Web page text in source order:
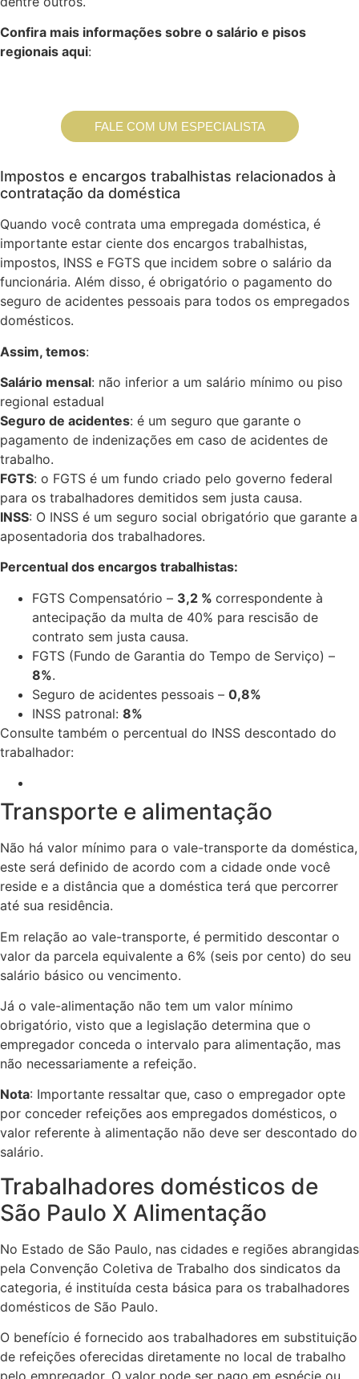
Confira mais informações sobre o salário e pisos
regionais aqui:
FALE COM UM ESPECIALISTA
Impostos e encargos trabalhistas relacionados à
contratação da doméstica
Quando você contrata uma empregada doméstica, é
importante estar ciente dos encargos trabalhistas,
impostos, INSS e FGTS que incidem sobre o salário da
funcionária. Além disso, é obrigatório o pagamento do
seguro de acidentes pessoais para todos os empregados
domésticos.
Assim, temos:
Salário mensal: não inferior a um salário mínimo ou piso
regional estadual
Seguro de acidentes: é um seguro que garante o
pagamento de indenizações em caso de acidentes de
trabalho.
FGTS: o FGTS é um fundo criado pelo governo federal
para os trabalhadores demitidos sem justa causa.
INSS: O INSS é um seguro social obrigatório que garante a
aposentadoria dos trabalhadores.
Percentual dos encargos trabalhistas:
FGTS Compensatório – 3,2 % correspondente à
antecipação da multa de 40% para rescisão de
contrato sem justa causa.
FGTS (Fundo de Garantia do Tempo de Serviço) –
8%.
Seguro de acidentes pessoais – 0,8%
INSS patronal: 8%
Consulte também o percentual do INSS descontado do
trabalhador:
Transporte e alimentação
Não há valor mínimo para o vale-transporte da doméstica,
este será definido de acordo com a cidade onde você
reside e a distância que a doméstica terá que percorrer
até sua residência.
Em relação ao vale-transporte, é permitido descontar o
valor da parcela equivalente a 6% (seis por cento) do seu
salário básico ou vencimento.
Já o vale-alimentação não tem um valor mínimo
obrigatório, visto que a legislação determina que o
empregador conceda o intervalo para alimentação, mas
não necessariamente a refeição.
Nota: Importante ressaltar que, caso o empregador opte
por conceder refeições aos empregados domésticos, o
valor referente à alimentação não deve ser descontado do
salário.
Trabalhadores domésticos de
São Paulo X Alimentação
No Estado de São Paulo, nas cidades e regiões abrangidas
pela Convenção Coletiva de Trabalho dos sindicatos da
categoria, é instituída cesta básica para os trabalhadores
domésticos de São Paulo.
O benefício é fornecido aos trabalhadores em substituição
de refeições oferecidas diretamente no local de trabalho